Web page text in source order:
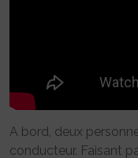
A bord, deux
conducteur. Faisant